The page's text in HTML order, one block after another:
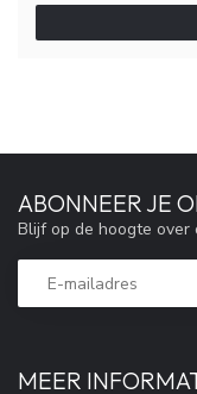
MEER
ABONNEER JE
Blijf op de hoogte